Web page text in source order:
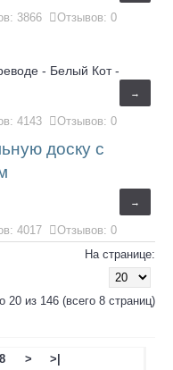
3866 Отзывов: 0
- Белый Кот -
→
4143 Отзывов: 0
доску с
→
4017
Отзывов: 0
На странице:
20 из 146 (всего 8 страниц)
8 > >|